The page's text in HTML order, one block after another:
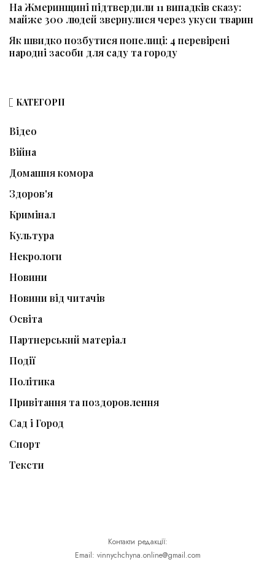
На Жмеринщині підтвердили 11 випадків сказу:
майже 300 людей звернулися через укуси тварин
Як швидко позбутися попелиці: 4 перевірені
народні засоби для саду та городу
КАТЕГОРІЇ
Відео
Війна
Домашня комора
Здоров'я
Кримінал
Культура
Некрологи
Новини
Новини від читачів
Освіта
Партнерський матеріал
Події
Політика
Привітання та поздоровлення
Сад і Город
Спорт
Тексти
Контакти редакції:
Email: vinnychchyna.online@gmail.com